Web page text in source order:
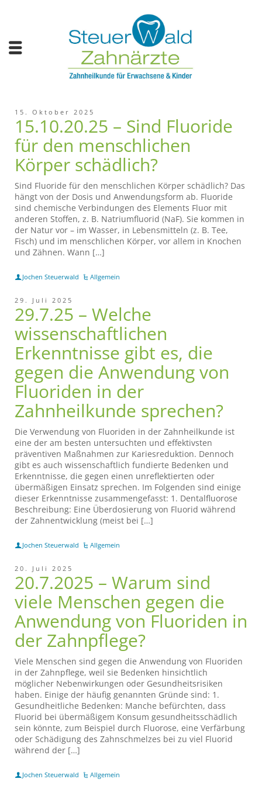
15. Oktober 2025
15.10.20.25 – Sind Fluoride
für den menschlichen
Körper schädlich?
Sind Fluoride für den menschlichen Körper schädlich? Das
hängt von der Dosis und Anwendungsform ab. Fluoride
sind chemische Verbindungen des Elements Fluor mit
anderen Stoffen, z. B. Natriumfluorid (NaF). Sie kommen in
der Natur vor – im Wasser, in Lebensmitteln (z. B. Tee,
Fisch) und im menschlichen Körper, vor allem in Knochen
und Zähnen. Wann […]
Jochen Steuerwald Allgemein
29. Juli 2025
29.7.25 – Welche
wissenschaftlichen
Erkenntnisse gibt es, die
gegen die Anwendung von
Fluoriden in der
Zahnheilkunde sprechen?
Die Verwendung von Fluoriden in der Zahnheilkunde ist
eine der am besten untersuchten und effektivsten
präventiven Maßnahmen zur Kariesreduktion. Dennoch
gibt es auch wissenschaftlich fundierte Bedenken und
Erkenntnisse, die gegen einen unreflektierten oder
übermäßigen Einsatz sprechen. Im Folgenden sind einige
dieser Erkenntnisse zusammengefasst: 1. Dentalfluorose
Beschreibung: Eine Überdosierung von Fluorid während
der Zahnentwicklung (meist bei […]
Jochen Steuerwald Allgemein
20. Juli 2025
20.7.2025 – Warum sind
viele Menschen gegen die
Anwendung von Fluoriden in
der Zahnpflege?
Viele Menschen sind gegen die Anwendung von Fluoriden
in der Zahnpflege, weil sie Bedenken hinsichtlich
möglicher Nebenwirkungen oder Gesundheitsrisiken
haben. Einige der häufig genannten Gründe sind: 1.
Gesundheitliche Bedenken: Manche befürchten, dass
Fluorid bei übermäßigem Konsum gesundheitsschädlich
sein könnte, zum Beispiel durch Fluorose, eine Verfärbung
oder Schädigung des Zahnschmelzes bei zu viel Fluorid
während der […]
Jochen Steuerwald Allgemein